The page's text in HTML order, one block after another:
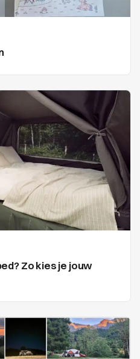
Zo kies je jouw